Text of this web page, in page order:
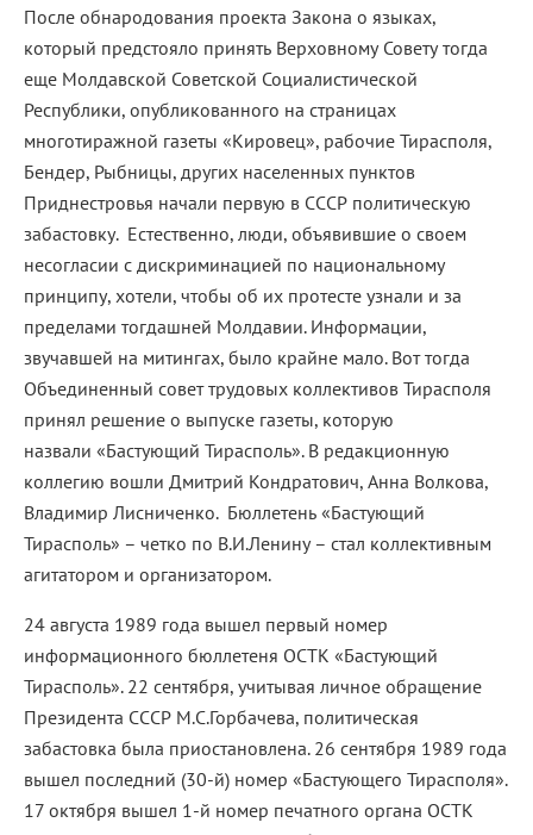
После обнародования проекта Закона о языках,
который предстояло принять Верховному Совету тогда
еще Молдавской Советской Социалистической
Республики, опубликованного на страницах
многотиражной газеты «Кировец», рабочие Тирасполя,
Бендер, Рыбницы, других населенных пунктов
Приднестровья начали первую в СССР политическую
забастовку. Естественно, люди, объявившие о своем
несогласии с дискриминацией по национальному
принципу, хотели, чтобы об их протесте узнали и за
пределами тогдашней Молдавии. Информации,
звучавшей на митингах, было крайне мало. Вот тогда
Объединенный совет трудовых коллективов Тирасполя
принял решение о выпуске газеты, которую
назвали «Бастующий Тирасполь». В редакционную
коллегию вошли Дмитрий Кондратович, Анна Волкова,
Владимир Лисниченко. Бюллетень «Бастующий
Тирасполь» – четко по В.И.Ленину – стал коллективным
агитатором и организатором.
24 августа 1989 года вышел первый номер
информационного бюллетеня ОСТК «Бастующий
Тирасполь». 22 сентября, учитывая личное обращение
Президента СССР М.С.Горбачева, политическая
забастовка была приостановлена. 26 сентября 1989 года
вышел последний (30-й) номер «Бастующего Тирасполя».
17 октября вышел 1-й номер печатного органа ОСТК